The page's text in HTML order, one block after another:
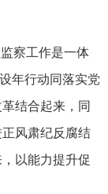
察工作是一体
年行动同落实党
结合起来，同
风肃纪反腐结
以能力提升促